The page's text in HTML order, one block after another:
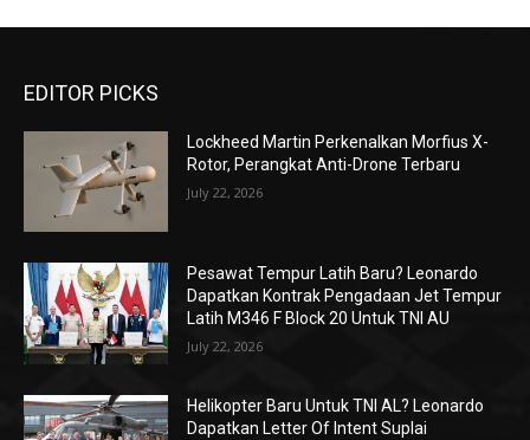
EDITOR PICKS
Lockheed Martin Perkenalkan Morfius X-
Rotor, Perangkat Anti-Drone Terbaru
July 22, 2026
Pesawat Tempur Latih Baru? Leonardo
Dapatkan Kontrak Pengadaan Jet Tempur
Latih M346 F Block 20 Untuk TNI AU
July 22, 2026
Helikopter Baru Untuk TNI AL? Leonardo
Dapatkan Letter Of Intent Suplai